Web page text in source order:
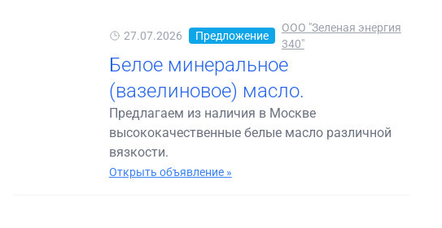
27.07.2026 Предложение
ООО "Зеленая энергия
340"
Белое минеральное
(вазелиновое) масло.
Предлагаем из наличия в Москве
высококачественные белые масло различной
вязкости.
Открыть объявление »